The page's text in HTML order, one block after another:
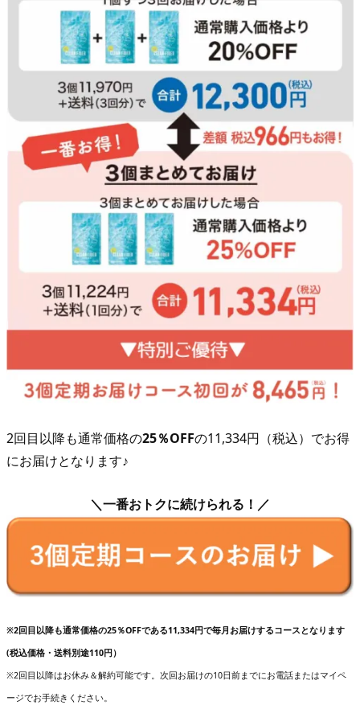
2回目以降も通常価格の25％OFFの11,334円（税込）でお得
にお届けとなります♪
＼一番おトクに続けられる！／
※2回目以降も通常価格の25％OFFである11,334円で毎月お届けするコースとなります
(税込価格・送料別途110円）
※2回目以降はお休み＆解約可能です。次回お届けの10日前までにお電話またはマイペ
ージでお手続きください。